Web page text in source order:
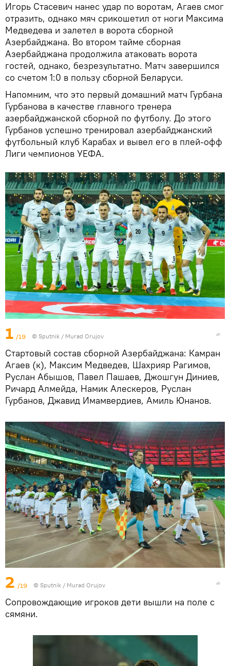
Игорь Стасевич нанес удар по воротам, Агаев смог
отразить, однако мяч срикошетил от ноги Максима
Медведева и залетел в ворота сборной
Азербайджана. Во втором тайме сборная
Азербайджана продолжила атаковать ворота
гостей, однако, безрезультатно. Матч завершился
со счетом 1:0 в пользу сборной Беларуси.
Напомним, что это первый домашний матч Гурбана
Гурбанова в качестве главного тренера
азербайджанской сборной по футболу. До этого
Гурбанов успешно тренировал азербайджанский
футбольный клуб Карабах и вывел его в плей-офф
Лиги чемпионов УЕФА.
1 /19 © Sputnik / Murad Orujov
Стартовый состав сборной Азербайджана: Камран
Агаев (к), Максим Медведев, Шахрияр Рагимов,
Руслан Абышов, Павел Пашаев, Джошгун Диниев,
Ричард Алмейда, Намик Алескеров, Руслан
Гурбанов, Джавид Имамвердиев, Амиль Юнанов.
2 /19 © Sputnik / Murad Orujov
Сопровождающие игроков дети вышли на поле с
сямяни.